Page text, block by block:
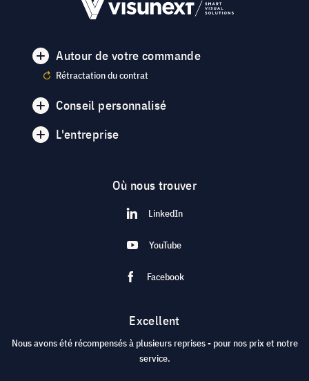
Autour de votre commande
Rétractation du contrat
Conseil personnalisé
L'entreprise
Où nous trouver
LinkedIn
YouTube
Facebook
Excellent
Nous avons été récompensés à plusieurs reprises - pour nos prix et notre
service.